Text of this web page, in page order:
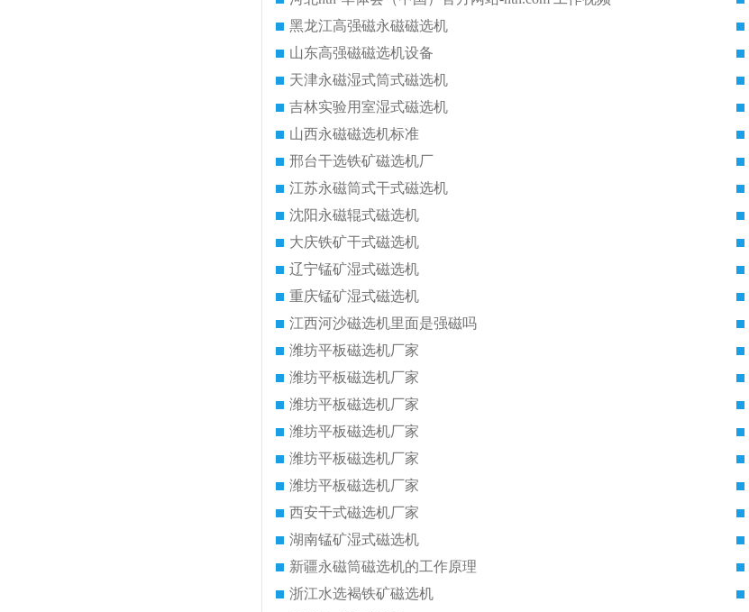
黑龙江高强磁永磁磁选机
山东高强磁磁选机设备
天津永磁湿式筒式磁选机
吉林实验用室湿式磁选机
山西永磁磁选机标准
邢台干选铁矿磁选机厂
江苏永磁筒式干式磁选机
沈阳永磁辊式磁选机
大庆铁矿干式磁选机
辽宁锰矿湿式磁选机
重庆锰矿湿式磁选机
江西河沙磁选机里面是强磁吗
潍坊平板磁选机厂家
潍坊平板磁选机厂家
潍坊平板磁选机厂家
潍坊平板磁选机厂家
潍坊平板磁选机厂家
潍坊平板磁选机厂家
西安干式磁选机厂家
湖南锰矿湿式磁选机
新疆永磁筒磁选机的工作原理
浙江水选褐铁矿磁选机